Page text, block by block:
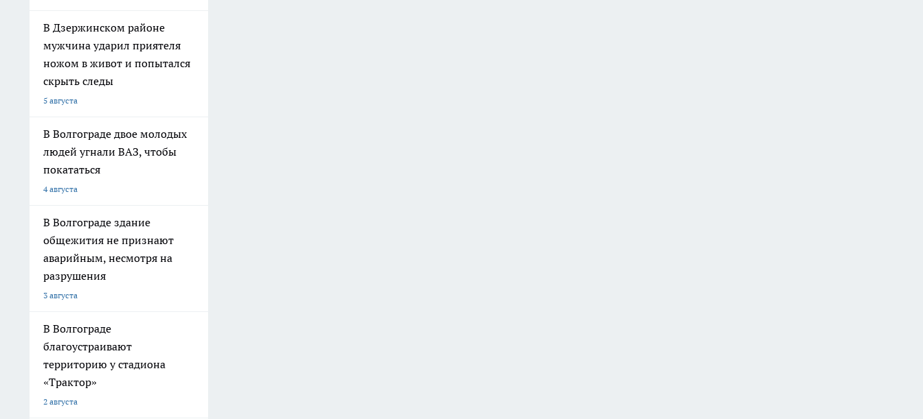
В Дзержинском районе
мужчина ударил приятеля
ножом в живот и попытался
скрыть следы
5 августа
В Волгограде двое молодых
людей угнали ВАЗ, чтобы
покататься
4 августа
В Волгограде здание
общежития не признают
аварийным, несмотря на
разрушения
3 августа
В Волгограде
благоустраивают
территорию у стадиона
«Трактор»
2 августа